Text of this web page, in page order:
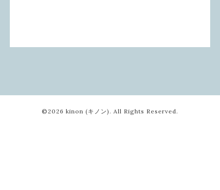
©2026 kinon (キノン) . All Rights Reserved.